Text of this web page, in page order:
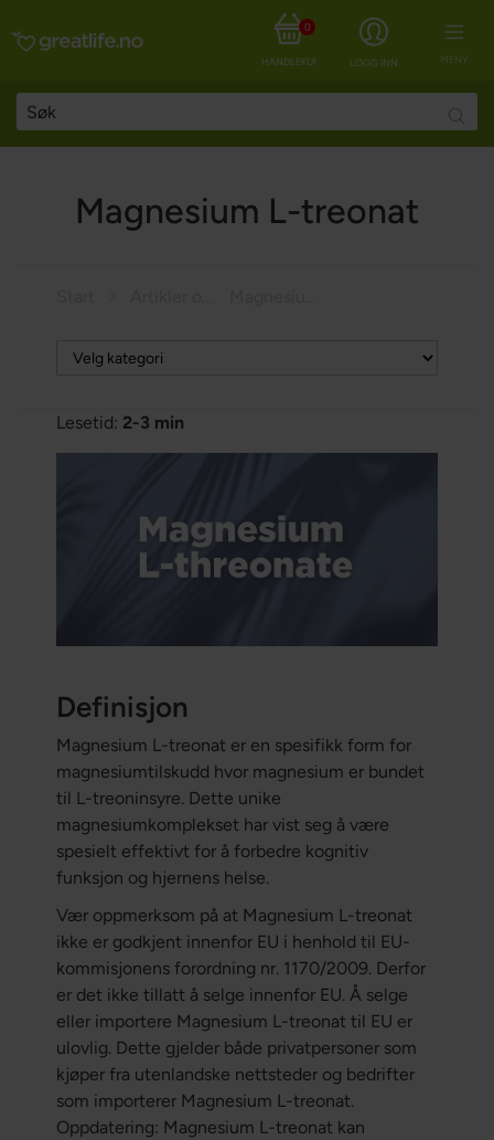
MENY
LOGG INN
HANDLEKURV
0
Magnesium L-treonat
Lesetid: 2-3 min
Definisjon
Magnesium L-treonat er en spesifikk form for
magnesiumtilskudd hvor magnesium er bundet
til L-treoninsyre. Dette unike
magnesiumkomplekset har vist seg å være
spesielt effektivt for å forbedre kognitiv
funksjon og hjernens helse.
Vær oppmerksom på at Magnesium L-treonat
ikke er godkjent innenfor EU i henhold til EU-
kommisjonens forordning nr. 1170/2009. Derfor
er det ikke tillatt å selge innenfor EU. Å selge
eller importere Magnesium L-treonat til EU er
ulovlig. Dette gjelder både privatpersoner som
kjøper fra utenlandske nettsteder og bedrifter
som importerer Magnesium L-treonat.
Oppdatering: Magnesium L-treonat kan